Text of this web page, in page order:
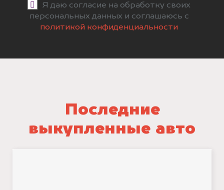
Я даю согласие на обработку своих
персональных данных и соглашаюсь с
политикой конфиденциальности
Последние
выкупленные авто